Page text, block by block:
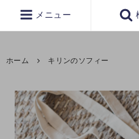
メニュー
ホーム キリンのソフィー